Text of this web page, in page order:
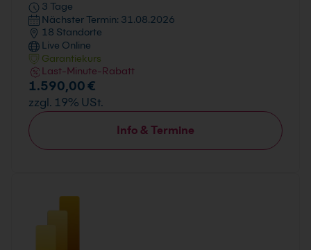
3 Tage
Nächster Termin: 31.08.2026
18 Standorte
Live Online
Garantiekurs
Last-Minute-Rabatt
Info & Termine
1.590,00 €
zzgl. 19% USt.